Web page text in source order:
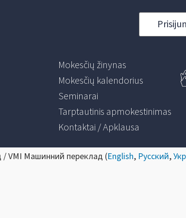
Mokesčių žinynas
Mokesčių kalendorius
Seminarai
Tarptautinis apmokestinimas
Kontaktai / Apklausa
VMI Машинний переклад (English, Русский,